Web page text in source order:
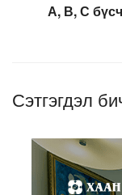
А, В, С
Сэтгэгдэл